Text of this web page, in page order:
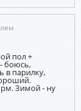
пол +
боюсь,
в парилку,
Зимой - ну